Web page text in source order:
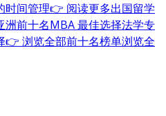
时间管理👉 阅读更多出国留学
洲前十名MBA 最佳选择法学专
👉 浏览全部前十名榜单浏览全